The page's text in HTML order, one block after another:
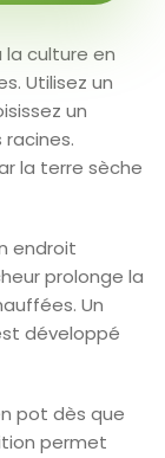
culture en
Utilisez un
un
la terre sèche
endroit
prolonge la
Un
développé
pot dès que
permet